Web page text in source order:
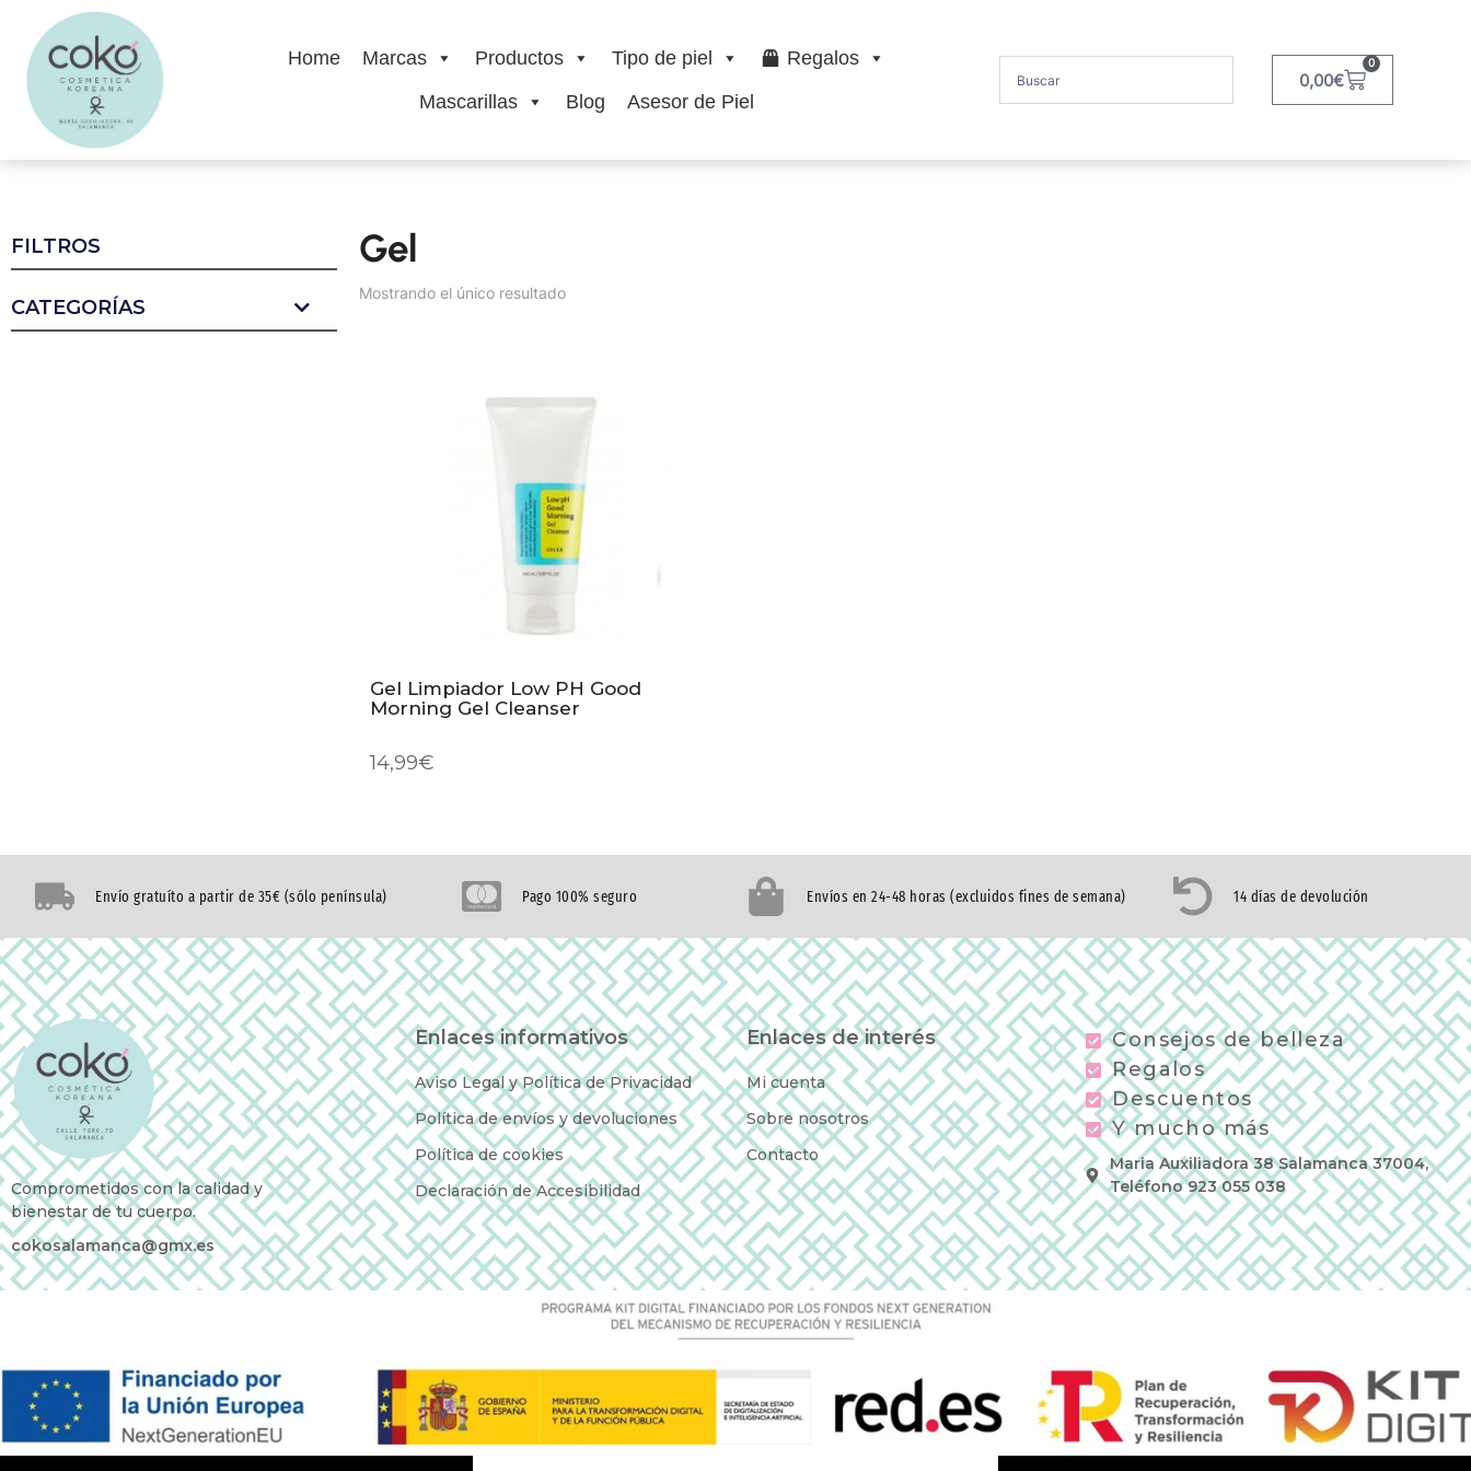
Home Marcas Productos Tipo de piel
Regalos
Mascarillas
Blog Asesor de Piel
0,00€
0
FILTROS
CATEGORÍAS
Gel
Mostrando el único resultado
Gel Limpiador Low PH Good
Morning Gel Cleanser
14,99€
Envío gratuíto a partir de 35€ (sólo península) Pago 100% seguro Envíos en 24-48 horas (excluidos fines de semana) 14 días de devolución
Comprometidos con la calidad y
bienestar de tu cuerpo.
cokosalamanca@gmx.es
Enlaces informativos
Aviso Legal y Política de Privacidad
Política de envíos y devoluciones
Política de cookies
Declaración de Accesibilidad
Enlaces de interés
Mi cuenta
Sobre nosotros
Contacto
Consejos de belleza
Regalos
Descuentos
Y mucho más
Maria Auxiliadora 38 Salamanca 37004,
Teléfono 923 055 038